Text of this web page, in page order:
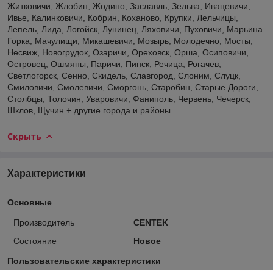
Житковичи, Жлобин, Жодино, Заславль, Зельва, Ивацевичи,
Ивье, Калинковичи, Кобрин, Коханово, Крупки, Лельчицы,
Лепель, Лида, Логойск, Лунинец, Ляховичи, Пуховичи, Марьина
Горка, Мачулищи, Микашевичи, Мозырь, Молодечно, Мосты,
Несвиж, Новогрудок, Озаричи, Ореховск, Орша, Осиповичи,
Островец, Ошмяны, Паричи, Пинск, Речица, Рогачев,
Светлогорск, Сенно, Скидель, Славгород, Слоним, Слуцк,
Смиловичи, Смолевичи, Сморгонь, Старобин, Старые Дороги,
Столбцы, Толочин, Уваровичи, Фаниполь, Червень, Чечерск,
Шклов, Щучин + другие города и районы.
Скрыть
Характеристики
Основные
Производитель
CENTEK
Состояние
Новое
Пользовательские характеристики